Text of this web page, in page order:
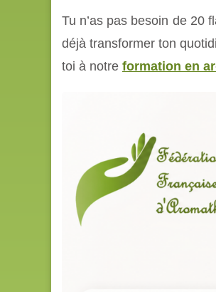
Tu n’as pas besoin de 20
déjà transformer ton
toi à notre formation en